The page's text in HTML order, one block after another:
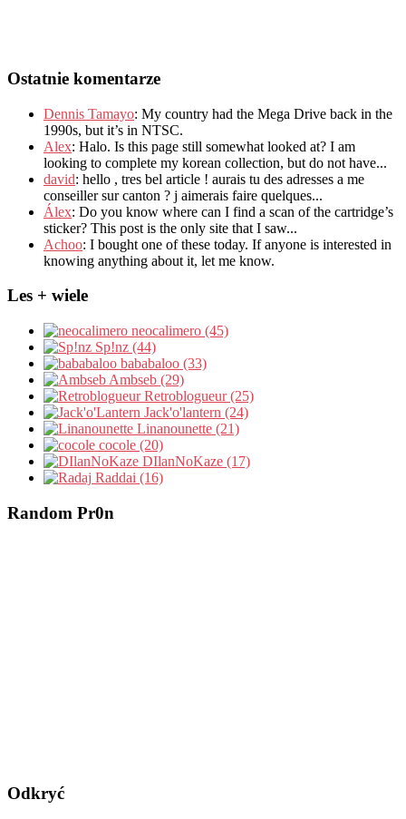
Ostatnie komentarze
Dennis Tamayo: My country had the Mega Drive back in the
1990s, but it’s in NTSC.
Alex: Halo. Is this page still somewhat looked at? I am
looking to complete my korean collection, but do not have...
david: hello , tres bel article ! aurais tu des adresses a me
conseiller sur canton ? j aimerais faire quelques...
Álex: Do you know where can I find a scan of the cartridge’s
sticker? This post is the only site that I saw...
Achoo: I bought one of these today. If anyone is interested in
knowing anything about it, let me know.
Les + wiele
neocalimero (45)
Sp!nz (44)
bababaloo (33)
Ambseb (29)
Retroblogueur (25)
Jack'o'lantern (24)
Linanounette (21)
cocole (20)
DIlanNoKaze (17)
Raddai (16)
Random Pr0n
Odkryć